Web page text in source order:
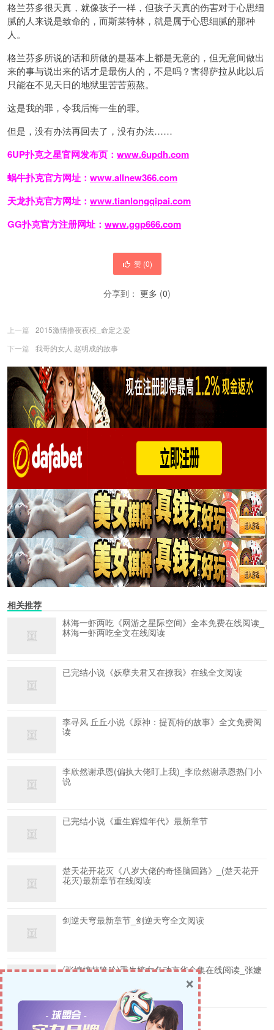
格兰芬多很天真，就像孩子一样，但孩子天真的伤害对于心思细
腻的人来说是致命的，而斯莱特林，就是属于心思细腻的那种
人。
格兰芬多所说的话和所做的是基本上都是无意的，但无意间做出
来的事与说出来的话才是最伤人的，不是吗？害得萨拉从此以后
只能在不见天日的地狱里苦苦煎熬。
这是我的罪，令我后悔一生的罪。
但是，没有办法再回去了，没有办法……
6UP扑克之星官网发布页： www.6updh.com
蜗牛扑克官方网址： www.allnew366.com
天龙扑克官方网址： www.tianlongqipai.com
GG扑克官方注册网址： www.ggp666.com
赞 (0)
分享到： 更多 (0)
上一篇
2015激情撸夜夜模_命定之爱
下一篇
我哥的女人 赵明成的故事
相关推荐
林海一虾两吃《网游之星际空间》全本免费在线阅读_
林海一虾两吃全文在线阅读
已完结小说《妖孽夫君又在撩我》在线全文阅读
李寻风 丘丘小说《原神：提瓦特的故事》全文免费阅
读
李欣然谢承恩(偏执大佬盯上我)_李欣然谢承恩热门小
说
已完结小说《重生辉煌年代》最新章节
楚天花开花灭《八岁大佬的奇怪脑回路》_(楚天花开
花灭)最新章节在线阅读
剑逆天穹最新章节_剑逆天穹全文阅读
(张嬷嬷林晚吟)重生嫡女名动京华全集在线阅读_张嬷
×